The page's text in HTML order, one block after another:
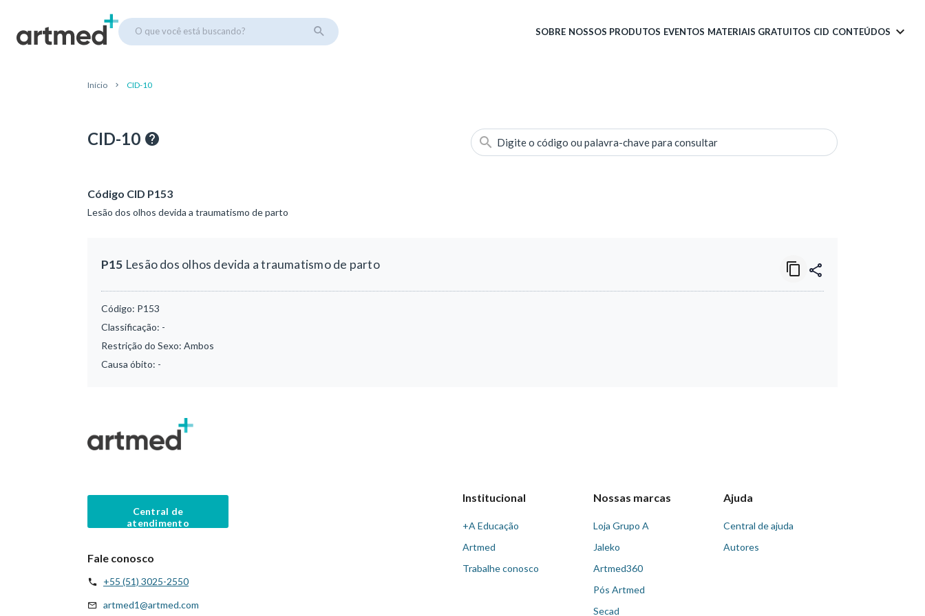
O que você está buscando? SOBRE NOSSOS PRODUTOS EVENTOS MATERIAIS GRATUITOS CID CONTEÚDOS
Início CID-10
CID-10 Digite o código ou palavra-chave para consultar
Código CID P153
Lesão dos olhos devida a traumatismo de parto
P15 Lesão dos olhos devida a traumatismo de parto
Código: P153
Classificação: -
Restrição do Sexo: Ambos
Causa óbito: -
Central de
atendimento
Fale conosco
+55 (51) 3025-2550
artmed1@artmed.com
Institucional
+A Educação
Artmed
Trabalhe conosco
Nossas marcas
Loja Grupo A
Jaleko
Artmed360
Pós Artmed
Secad
Ajuda
Central de ajuda
Autores